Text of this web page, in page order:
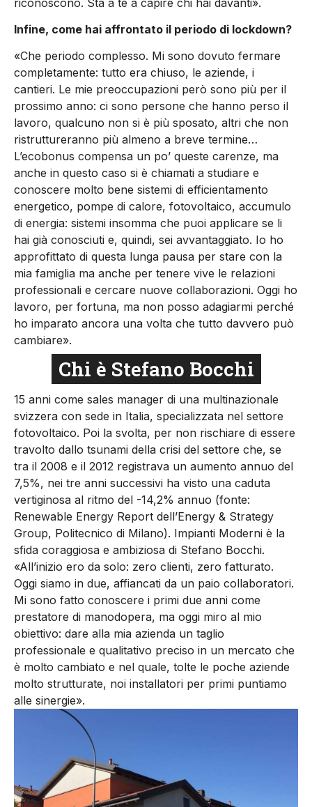
Infine, come hai affrontato il periodo di lockdown?
«Che periodo complesso. Mi sono dovuto fermare
completamente: tutto era chiuso, le aziende, i
cantieri. Le mie preoccupazioni però sono più per il
prossimo anno: ci sono persone che hanno perso il
lavoro, qualcuno non si è più sposato, altri che non
ristruttureranno più almeno a breve termine…
L’ecobonus compensa un po’ queste carenze, ma
anche in questo caso si è chiamati a studiare e
conoscere molto bene sistemi di efficientamento
energetico, pompe di calore, fotovoltaico, accumulo
di energia: sistemi insomma che puoi applicare se li
hai già conosciuti e, quindi, sei avvantaggiato. Io ho
approfittato di questa lunga pausa per stare con la
mia famiglia ma anche per tenere vive le relazioni
professionali e cercare nuove collaborazioni. Oggi ho
lavoro, per fortuna, ma non posso adagiarmi perché
ho imparato ancora una volta che tutto davvero può
cambiare».
Chi è Stefano Bocchi
15 anni come sales manager di una multinazionale
svizzera con sede in Italia, specializzata nel settore
fotovoltaico. Poi la svolta, per non rischiare di essere
travolto dallo tsunami della crisi del settore che, se
tra il 2008 e il 2012 registrava un aumento annuo del
7,5%, nei tre anni successivi ha visto una caduta
vertiginosa al ritmo del -14,2% annuo (fonte:
Renewable Energy Report dell’Energy & Strategy
Group, Politecnico di Milano). Impianti Moderni è la
sfida coraggiosa e ambiziosa di Stefano Bocchi.
«All’inizio ero da solo: zero clienti, zero fatturato.
Oggi siamo in due, affiancati da un paio collaboratori.
Mi sono fatto conoscere i primi due anni come
prestatore di manodopera, ma oggi miro al mio
obiettivo: dare alla mia azienda un taglio
professionale e qualitativo preciso in un mercato che
è molto cambiato e nel quale, tolte le poche aziende
molto strutturate, noi installatori per primi puntiamo
alle sinergie».